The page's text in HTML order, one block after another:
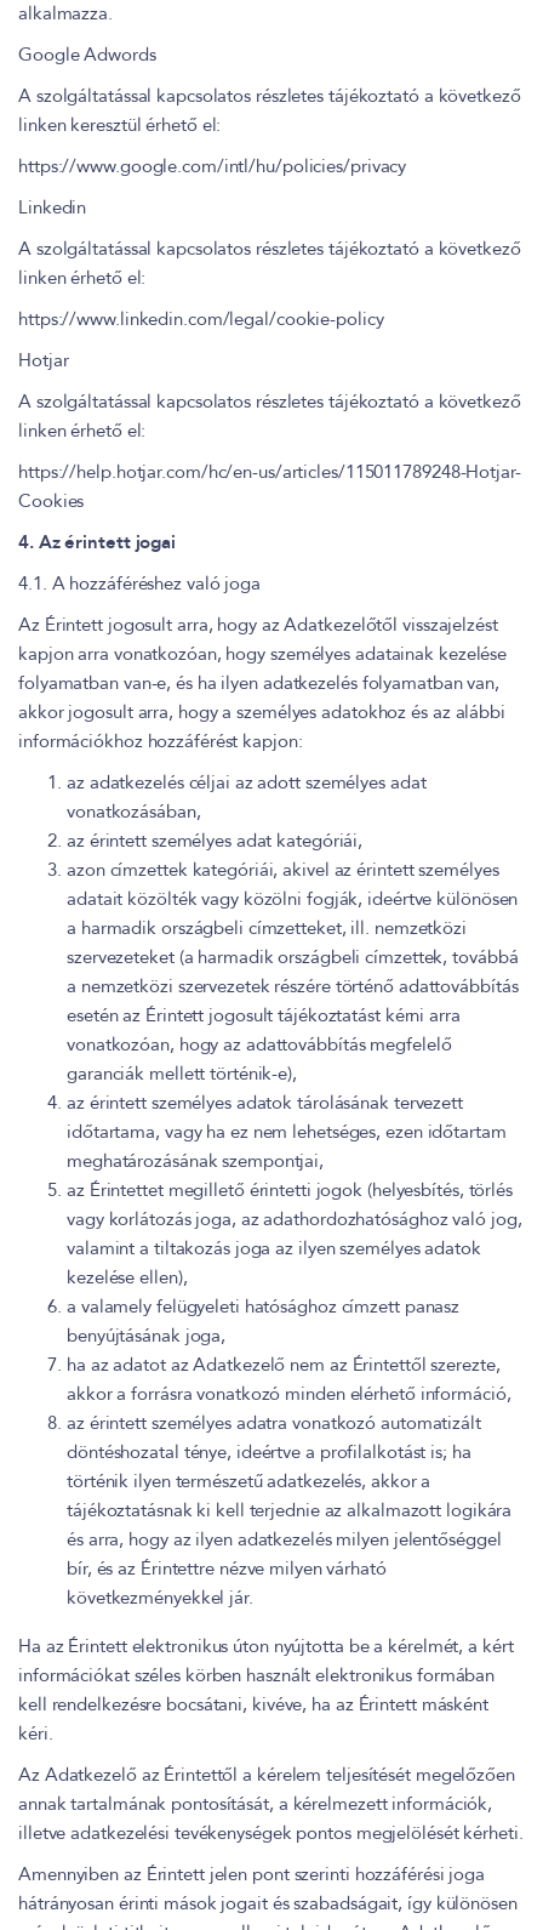
alkalmazza.
Google Adwords
A szolgáltatással kapcsolatos részletes tájékoztató a következő
linken keresztül érhető el:
https://www.google.com/intl/hu/policies/privacy
Linkedin
A szolgáltatással kapcsolatos részletes tájékoztató a következő
linken érhető el:
https://www.linkedin.com/legal/cookie-policy
Hotjar
A szolgáltatással kapcsolatos részletes tájékoztató a következő
linken érhető el:
https://help.hotjar.com/hc/en-us/articles/115011789248-Hotjar-
Cookies
4. Az érintett jogai
4.1. A hozzáféréshez való joga
Az Érintett jogosult arra, hogy az Adatkezelőtől visszajelzést
kapjon arra vonatkozóan, hogy személyes adatainak kezelése
folyamatban van-e, és ha ilyen adatkezelés folyamatban van,
akkor jogosult arra, hogy a személyes adatokhoz és az alábbi
információkhoz hozzáférést kapjon:
az adatkezelés céljai az adott személyes adat
vonatkozásában,
az érintett személyes adat kategóriái,
azon címzettek kategóriái, akivel az érintett személyes
adatait közölték vagy közölni fogják, ideértve különösen
a harmadik országbeli címzetteket, ill. nemzetközi
szervezeteket (a harmadik országbeli címzettek, továbbá
a nemzetközi szervezetek részére történő adattovábbítás
esetén az Érintett jogosult tájékoztatást kérni arra
vonatkozóan, hogy az adattovábbítás megfelelő
garanciák mellett történik-e),
az érintett személyes adatok tárolásának tervezett
időtartama, vagy ha ez nem lehetséges, ezen időtartam
meghatározásának szempontjai,
az Érintettet megillető érintetti jogok (helyesbítés, törlés
vagy korlátozás joga, az adathordozhatósághoz való jog,
valamint a tiltakozás joga az ilyen személyes adatok
kezelése ellen),
a valamely felügyeleti hatósághoz címzett panasz
benyújtásának joga,
ha az adatot az Adatkezelő nem az Érintettől szerezte,
akkor a forrásra vonatkozó minden elérhető információ,
az érintett személyes adatra vonatkozó automatizált
döntéshozatal ténye, ideértve a profilalkotást is; ha
történik ilyen természetű adatkezelés, akkor a
tájékoztatásnak ki kell terjednie az alkalmazott logikára
és arra, hogy az ilyen adatkezelés milyen jelentőséggel
bír, és az Érintettre nézve milyen várható
következményekkel jár.
Ha az Érintett elektronikus úton nyújtotta be a kérelmét, a kért
információkat széles körben használt elektronikus formában
kell rendelkezésre bocsátani, kivéve, ha az Érintett másként
kéri.
Az Adatkezelő az Érintettől a kérelem teljesítését megelőzően
annak tartalmának pontosítását, a kérelmezett információk,
illetve adatkezelési tevékenységek pontos megjelölését kérheti.
Amennyiben az Érintett jelen pont szerinti hozzáférési joga
hátrányosan érinti mások jogait és szabadságait, így különösen